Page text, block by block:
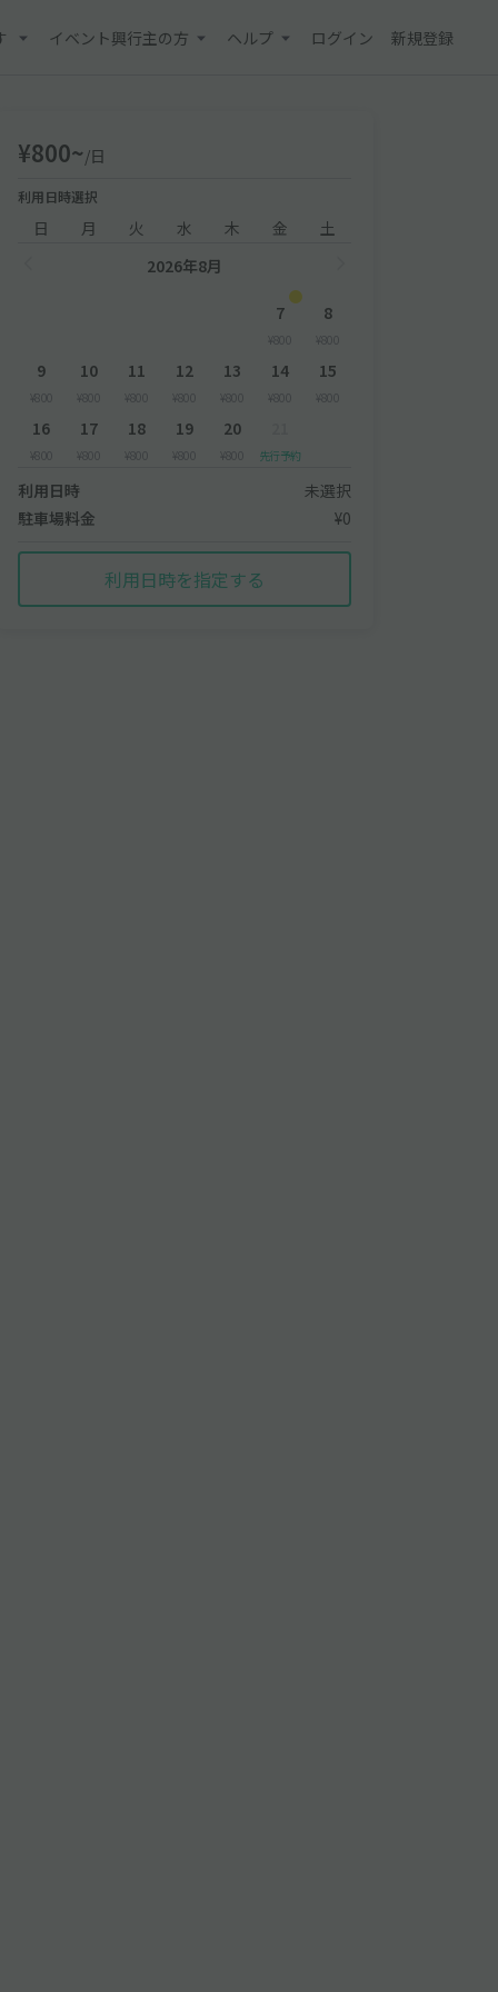
イベント興行主の方 ヘルプ ログイン 新規登録
¥800~/日
利用日時選択
日 月 火 水 木 金
土
2026年8月
7
¥800
8
¥800
9
¥800
10
¥800
11
¥800
12
¥800
13
¥800
14
¥800
15
¥800
16
¥800
17
¥800
18
¥800
19
¥800
20
¥800 先行予約
利用日時
未選択
駐車場料金
¥0
利用日時を指定する